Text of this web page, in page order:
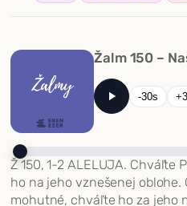
Žalm 150 –
-30s
Ž 150, 1-2 ALELUJA. Chváľte
ho na jeho vznešenej
mohutné, chváľte ho za jeho